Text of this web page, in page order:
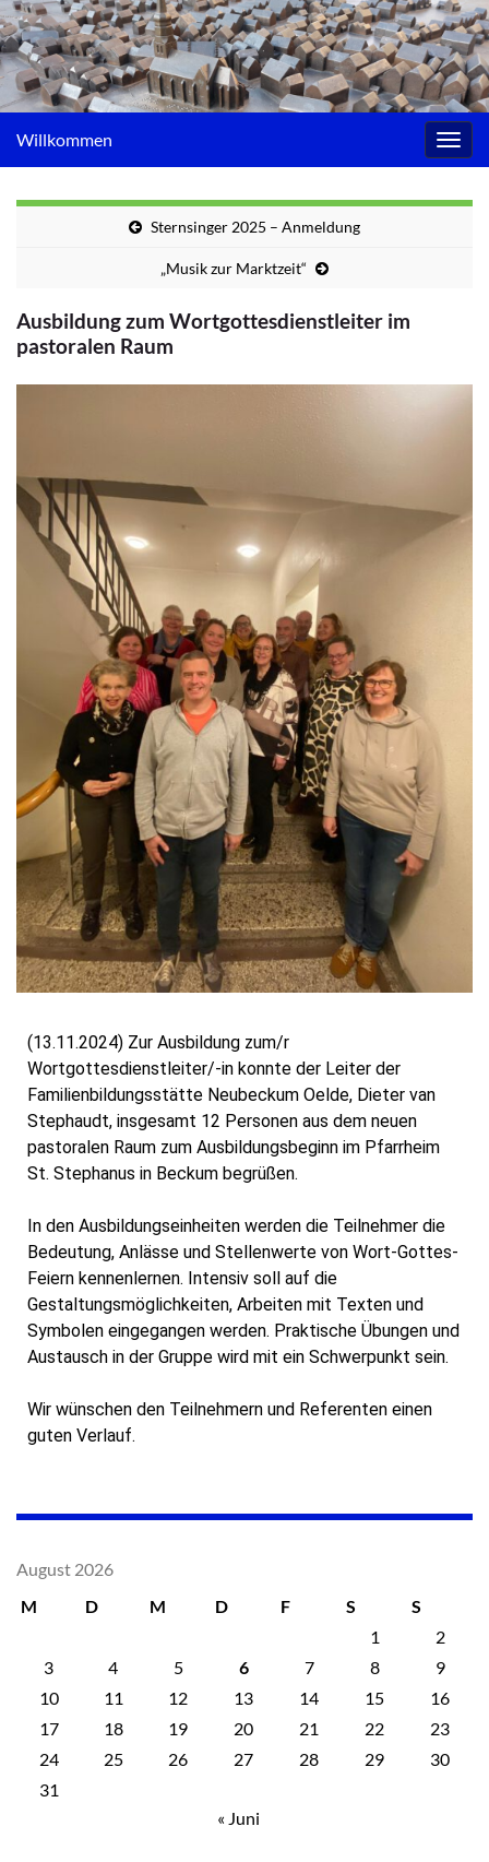
Willkommen
Sternsinger 2025 – Anmeldung
„Musik zur Marktzeit“
Ausbildung zum Wortgottesdienstleiter im
pastoralen Raum
(13.11.2024) Zur Ausbildung zum/r
Wortgottesdienstleiter/-in konnte der Leiter der
Familienbildungsstätte Neubeckum Oelde, Dieter van
Stephaudt, insgesamt 12 Personen aus dem neuen
pastoralen Raum zum Ausbildungsbeginn im Pfarrheim
St. Stephanus in Beckum begrüßen.
In den Ausbildungseinheiten werden die Teilnehmer die
Bedeutung, Anlässe und Stellenwerte von Wort-Gottes-
Feiern kennenlernen. Intensiv soll auf die
Gestaltungsmöglichkeiten, Arbeiten mit Texten und
Symbolen eingegangen werden. Praktische Übungen und
Austausch in der Gruppe wird mit ein Schwerpunkt sein.
Wir wünschen den Teilnehmern und Referenten einen
guten Verlauf.
August 2026
M
D M D F S
S
1
2
3
4 5 6 7 8
9
10
11 12 13 14 15
16
17
18 19 20 21 22
23
24
25 26 27 28 29
30
31
« Juni